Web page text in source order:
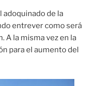
adoquinado de la
entrever como será
A la misma vez en la
para el aumento del